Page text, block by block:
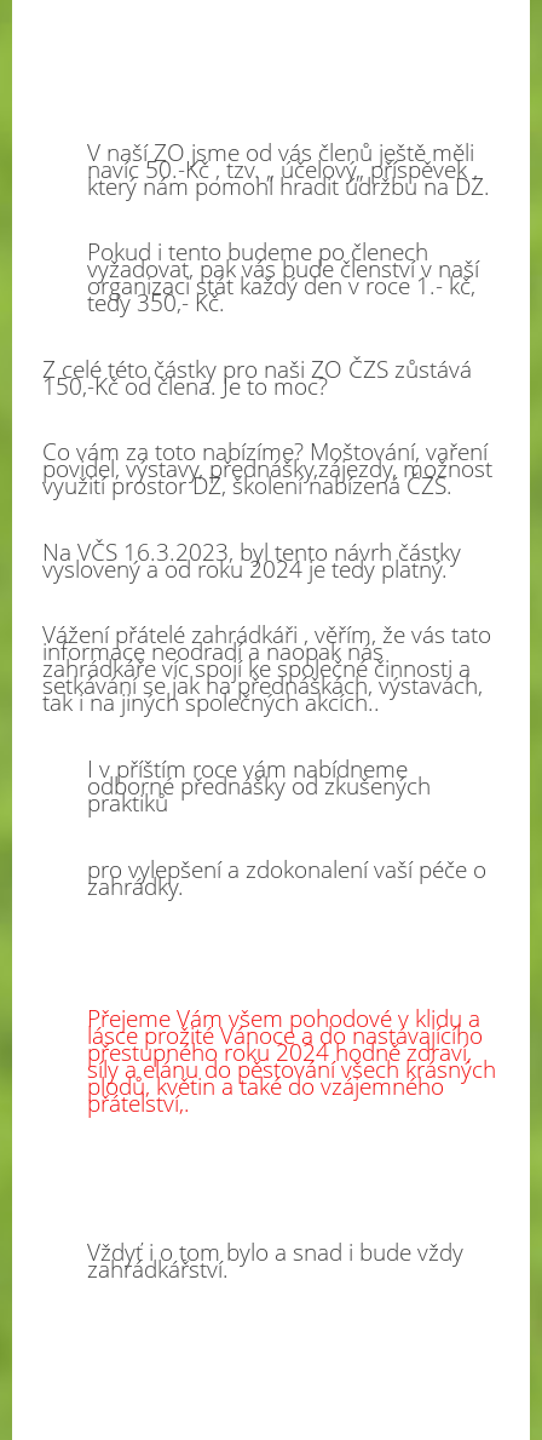
V naší ZO jsme od vás členů ještě měli
navíc 50.-Kč , tzv. „ účelový„ příspěvek ,
který nám pomohl hradit údržbu na DZ.
Pokud i tento budeme po členech
vyžadovat, pak vás bude členství v naší
organizaci stát každý den v roce 1.- kč,
tedy 350,- Kč.
Z celé této částky pro naši ZO ČZS zůstává
150,-Kč od člena. Je to moc?
Co vám za toto nabízíme? Moštování, vaření
povidel, výstavy, přednášky,zájezdy, možnost
využití prostor DZ, školení nabízená ČZS.
Na VČS 16.3.2023, byl tento návrh částky
vyslovený a od roku 2024 je tedy platný.
Vážení přátelé zahrádkáři , věřím, že vás tato
informace neodradí a naopak nás
zahrádkáře víc spojí ke společné činnosti a
setkávání se jak na přednáškách, výstavách,
tak i na jiných společných akcích..
I v příštím roce vám nabídneme
odborné přednášky od zkušených
praktiků
pro vylepšení a zdokonalení vaší péče o
zahrádky.
Přejeme Vám všem pohodové v klidu a
lásce prožité Vánoce a do nastávajícího
přestupného roku 2024 hodně zdraví,
síly a elánu do pěstování všech krásných
plodů, květin a také do vzájemného
přátelství,.
Vždyť i o tom bylo a snad i bude vždy
zahrádkářství.